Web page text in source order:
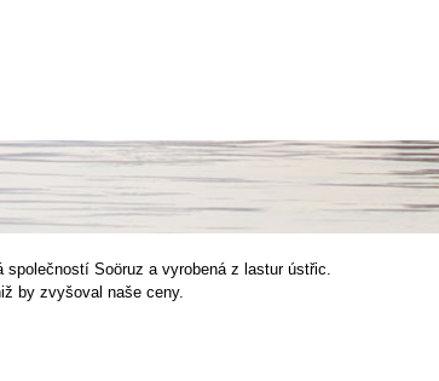
společností Soöruz a vyrobená z lastur ústřic.
by zvyšoval naše ceny.